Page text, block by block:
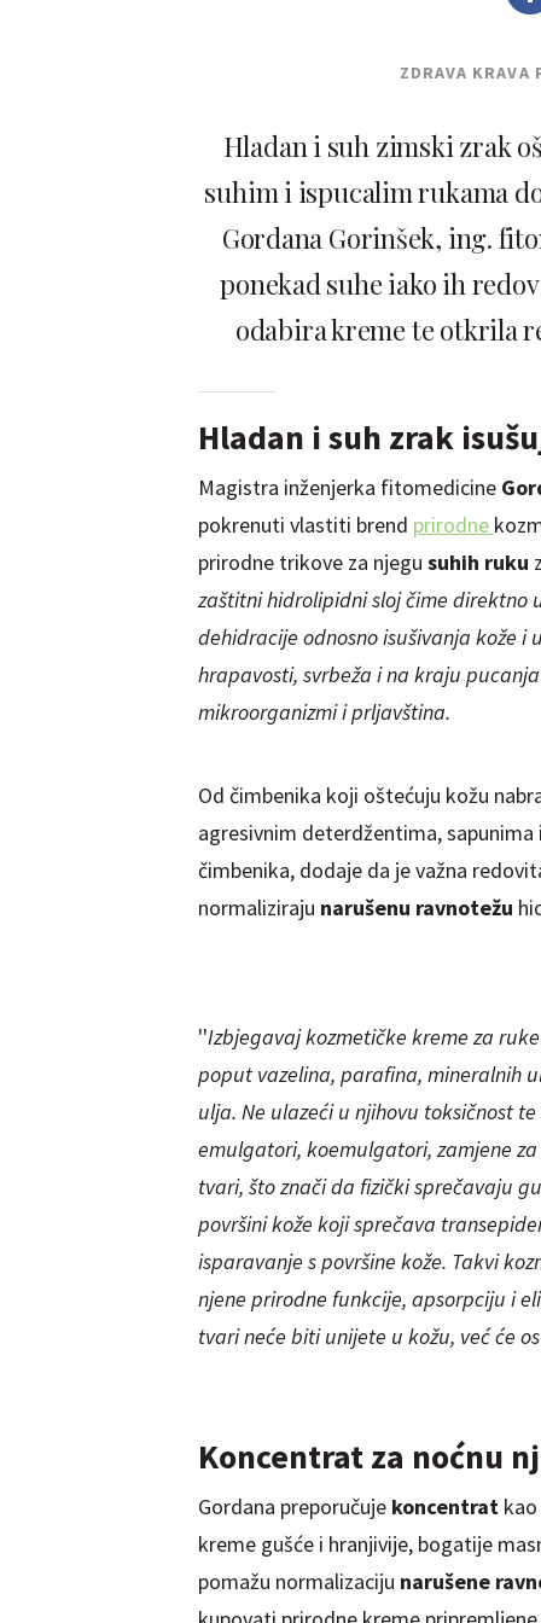
ZDRAVA KRAVA
Hladan i suh zimski zrak
suhim i ispucalim rukama
Gordana Gorinšek, ing.
ponekad suhe iako ih
odabira kreme te otkrila
Hladan i suh zrak
Magistra inženjerka fitomedicine
pokrenuti vlastiti brend prirodne
prirodne trikove za njegu suhih ruku
zaštitni hidrolipidni sloj čime direktno
dehidracije odnosno isušivanja kože
hrapavosti, svrbeža i na kraju
mikroorganizmi i prljavština.
Od čimbenika koji oštećuju kožu
agresivnim deterdžentima,
čimbenika, dodaje da je važna
normaliziraju narušenu ravnotežu
''Izbjegavaj kozmetičke kreme za
poput vazelina, parafina, mineralnih
ulja. Ne ulazeći u njihovu toksičnost
emulgatori, koemulgatori, zamjene
tvari, što znači da fizički sprečavaju
površini kože koji sprečava
isparavanje s površine kože. Takvi
njene prirodne funkcije, apsorpciju i
tvari neće biti unijete u kožu, već će
Koncentrat za noćnu
Gordana preporučuje koncentrat
kreme gušće i hranjivije, bogatije
pomažu normalizaciju narušene